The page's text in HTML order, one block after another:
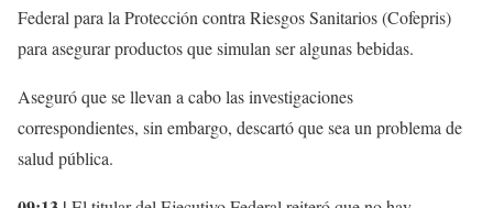
Federal para la Protección contra Riesgos Sanitarios (Cofepris)
para asegurar productos que simulan ser algunas bebidas.
Aseguró que se llevan a cabo las investigaciones
correspondientes, sin embargo, descartó que sea un problema de
salud pública.